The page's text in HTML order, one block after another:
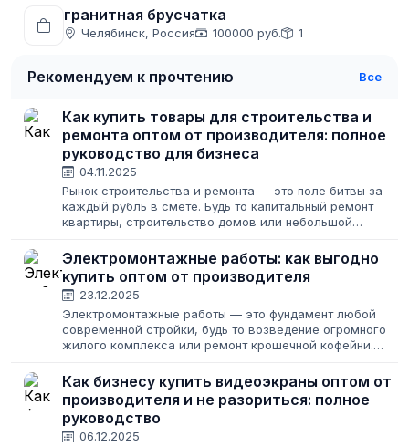
гранитная брусчатка
Челябинск, Россия 100000 руб. 1
Рекомендуем к прочтению Все
Как купить товары для строительства и
ремонта оптом от производителя: полное
руководство для бизнеса
04.11.2025
Рынок строительства и ремонта — это поле битвы за
каждый рубль в смете. Будь то капитальный ремонт
квартиры, строительство домов или небольшой
это материалы. И главный вопрос, который...
Электромонтажные работы: как выгодно
купить оптом от производителя
23.12.2025
Электромонтажные работы — это фундамент любой
современной стройки, будь то возведение огромного
жилого комплекса или ремонт крошечной кофейни.
только от рук мастера, но и от качества...
Как бизнесу купить видеоэкраны оптом от
производителя и не разориться: полное
руководство
06.12.2025